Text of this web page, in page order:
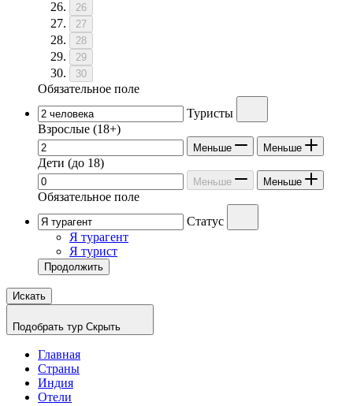
26
27
28
29
30
Обязательное поле
Туристы
Взрослые (18+)
Меньше Меньше
Дети (до 18)
Меньше Меньше
Обязательное поле
Статус
Я турагент
Я турист
Продолжить
Искать
Подобрать тур Скрыть
Главная
Страны
Индия
Отели